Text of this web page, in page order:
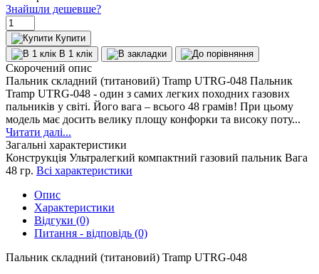
Знайшли дешевше?
Купити
В 1 клік
Скорочений опис
Пальник складний (титановий) Tramp UTRG-048 Пальник
Tramp UTRG-048 - один з самих легких походних газових
пальників у світі. Його вага – всього 48 грамів! При цьому
модель має досить велику площу конфорки та високу поту...
Читати далі...
Загальні характеристики
Конструкція Ультралегкий компактний газовий пальник Вага
48 гр. Всі характеристики
Опис
Характеристики
Відгуки (0)
Питання - відповідь (0)
Пальник складний (титановий) Tramp UTRG-048